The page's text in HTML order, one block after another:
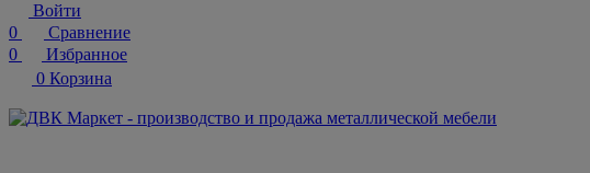
Войти
0
Сравнение
0
Избранное
0 Корзина